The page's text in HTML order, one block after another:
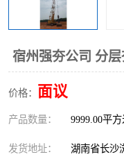
宿州强夯公司 分
价格： 面议
产品数量： 9999.00平
发货地址： 湖南省长沙